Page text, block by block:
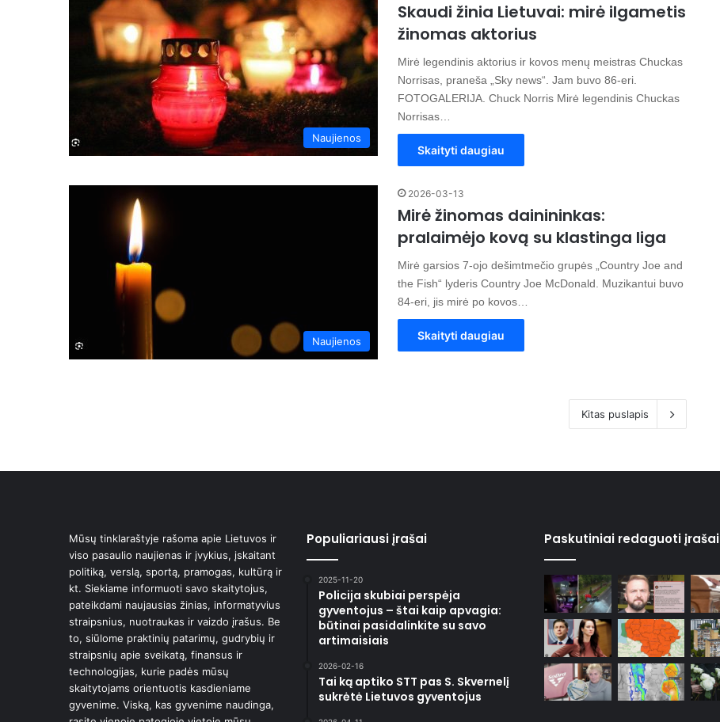
Naujienos
Skaudi žinia Lietuvai: mirė ilgametis
žinomas aktorius
Mirė legendinis aktorius ir kovos menų meistras Chuckas
Norrisas, praneša „Sky news“. Jam buvo 86-eri.
FOTOGALERIJA. Chuck Norris Mirė legendinis Chuckas
Norrisas…
Skaityti daugiau
Naujienos
2026-03-13
Mirė žinomas dainininkas:
pralaimėjo kovą su klastinga liga
Mirė garsios 7-ojo dešimtmečio grupės „Country Joe and
the Fish“ lyderis Country Joe McDonald. Muzikantui buvo
84-eri, jis mirė po kovos…
Skaityti daugiau
Kitas puslapis
Mūsų tinklaraštyje rašoma apie Lietuvos ir
viso pasaulio naujienas ir įvykius, įskaitant
politiką, verslą, sportą, pramogas, kultūrą ir
kt. Siekiame informuoti savo skaitytojus,
pateikdami naujausias žinias, informatyvius
straipsnius, nuotraukas ir vaizdo įrašus. Be
to, siūlome praktinių patarimų, gudrybių ir
straipsnių apie sveikatą, finansus ir
technologijas, kurie padės mūsų
skaitytojams orientuotis kasdieniame
gyvenime. Viską, kas gyvenime naudinga,
Populiariausi įrašai
2025-11-20
Policija skubiai perspėja
gyventojus – štai kaip apvagia:
būtinai pasidalinkite su savo
artimaisiais
2026-02-16
Tai ką aptiko STT pas S. Skvernelį
sukrėtė Lietuvos gyventojus
Paskutiniai redaguoti įrašai